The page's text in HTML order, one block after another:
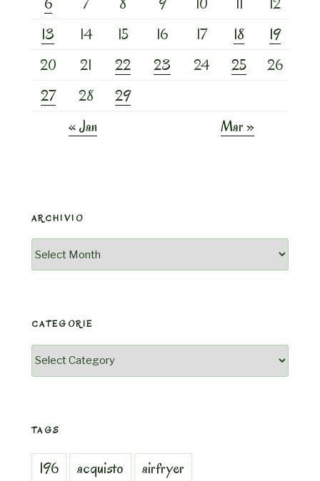
13
14 15 16 17 18
19
20
21 22 23 24 25
26
27
28
29
« Jan
Mar »
ARCHIVIO
Archivio
CATEGORIE
Categorie
TAGS
196 acquisto
airfryer